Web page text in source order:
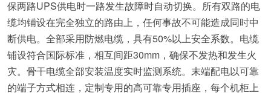
保两路UPS供电时一路发生故障时自动切换。所有双路的电
缆均铺设在完全独立的路由上，任何事故不可能造成同时中
断供电。全部采用防燃电缆，具有50%以上安全系数。电缆
铺设符合国际标准，相互间距30mm，确保不发热和发生火
灾。骨干电缆全部安装温度实时监测系统。末端配电以可靠
的端子方式相连，定制专用的高可靠专用插座，每个机柜上